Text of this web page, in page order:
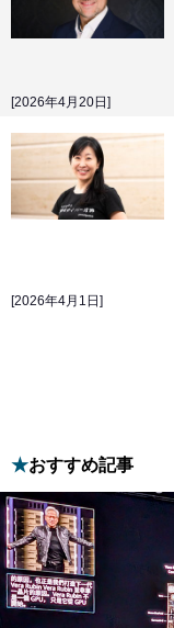
[2026年4月20日]
[2026年4月1日]
おすすめ記事